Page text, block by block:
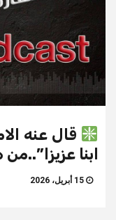
قال عنه
ابنا